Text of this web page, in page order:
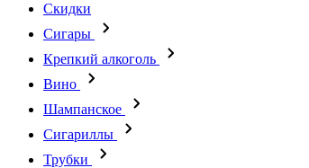
Скидки
Сигары
Крепкий алкоголь
Вино
Шампанское
Сигариллы
Трубки